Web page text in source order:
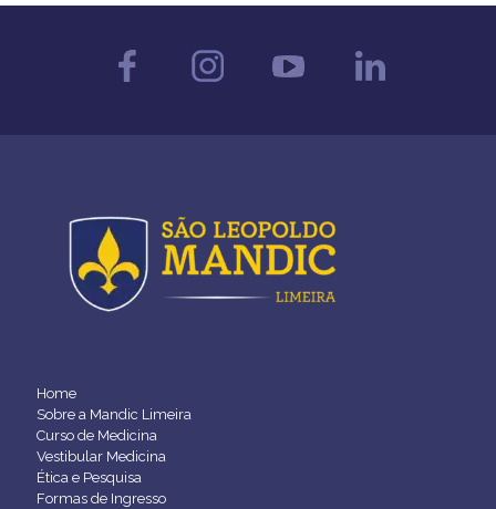
Home
Sobre a Mandic Limeira
Curso de Medicina
Vestibular Medicina
Ética e Pesquisa
Formas de Ingresso